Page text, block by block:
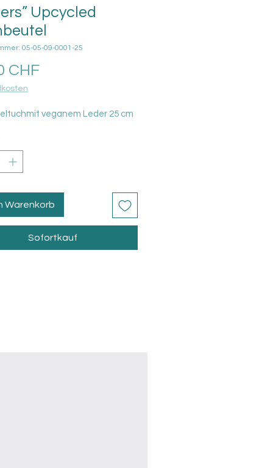
Upcycled
05-05-09-0001-25
CHFPreis
veganem Leder 25 cm
Warenkorb
Sofortkauf